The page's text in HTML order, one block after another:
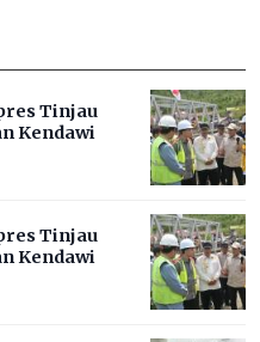
Tinjau
Kendawi
Tinjau
Kendawi